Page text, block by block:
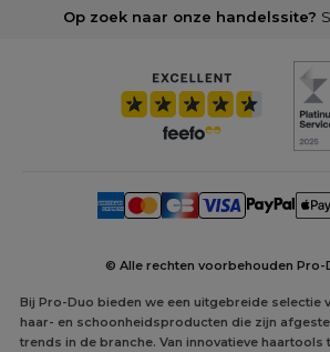
Op zoek naar onze handelssite?
© Alle rechten voorbehouden Pro-
Bij Pro-Duo bieden we een uitgebreide selectie
haar- en schoonheidsproducten die zijn
trends in de branche. Van innovatieve